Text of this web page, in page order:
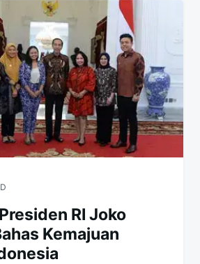
RI Joko
Kemajuan